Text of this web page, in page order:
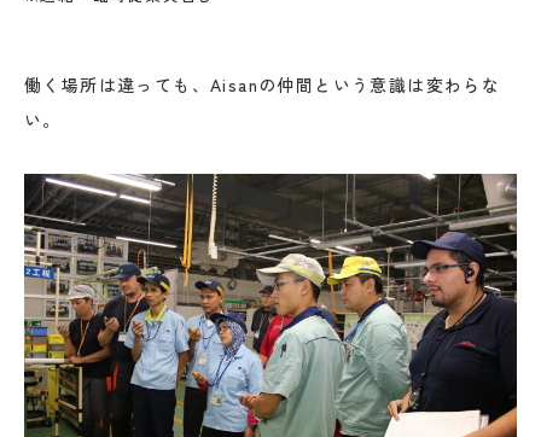
働く場所は違っても、Aisanの仲間という意識は変わらな
い。